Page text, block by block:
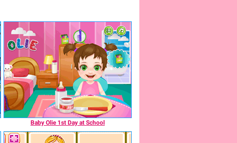
Baby Olie 1st Day at School